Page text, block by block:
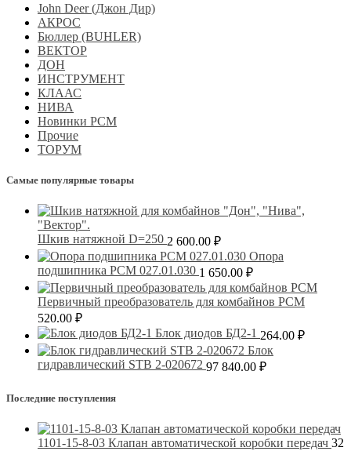
John Deer (Джон Дир)
АКРОС
Бюллер (BUHLER)
ВЕКТОР
ДОН
ИНСТРУМЕНТ
КЛААС
НИВА
Новинки РСМ
Прочие
ТОРУМ
Самые популярные товары
Шкив натяжной D=250 2 600.00 ₽
Опора
подшипника РСМ 027.01.030 1 650.00 ₽
Первичный преобразователь для комбайнов РСМ
520.00 ₽
Блок диодов БД2-1 264.00 ₽
Блок
гидравлический STB 2-020672 97 840.00 ₽
Последние поступления
1101-15-8-03 Клапан автоматической коробки передач 32